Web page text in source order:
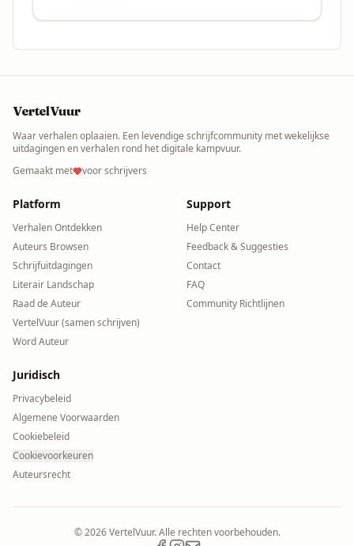
VertelVuur
Waar verhalen oplaaien. Een levendige schrijfcommunity met wekelijkse
uitdagingen en verhalen rond het digitale kampvuur.
Gemaakt met
voor schrijvers
Platform
Verhalen Ontdekken
Auteurs Browsen
Schrijfuitdagingen
Literair Landschap
Raad de Auteur
VertelVuur (samen schrijven)
Word Auteur
Support
Help Center
Feedback & Suggesties
Contact
FAQ
Community Richtlijnen
Juridisch
Privacybeleid
Algemene Voorwaarden
Cookiebeleid
Cookievoorkeuren
Auteursrecht
©2026VertelVuur. Alle rechten voorbehouden.